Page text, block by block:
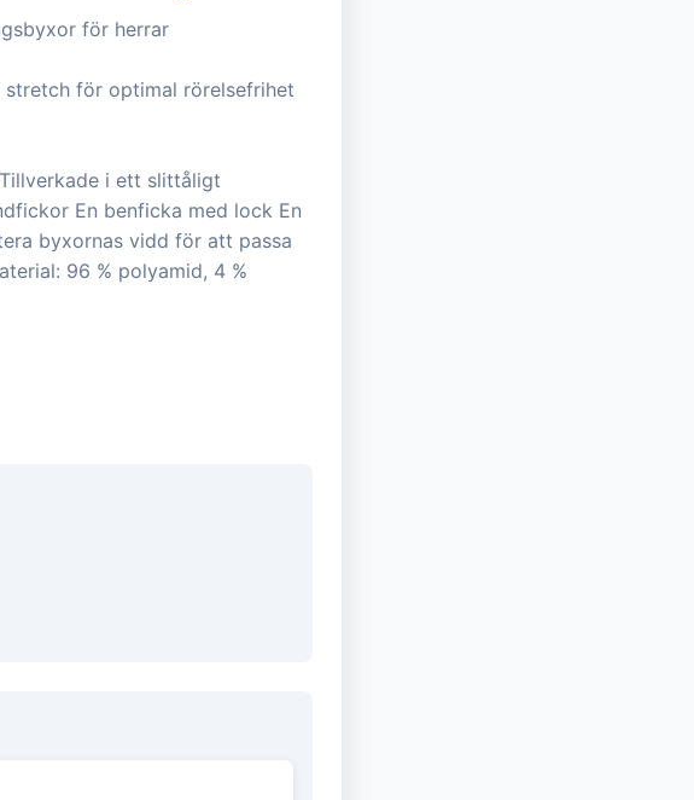
för herrar
för optimal rörelsefrihet
i ett slittåligt
En benficka med lock En
byxornas vidd för att passa
96 % polyamid, 4 %